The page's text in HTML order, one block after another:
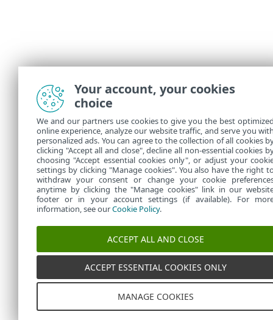
Your account, your cookies
choice
We and our partners use cookies to give you the best
online experience, analyze our website traffic, and serve you
personalized ads. You can agree to the collection of all cookies
clicking "Accept all and close", decline all non-essential cookies
choosing "Accept essential cookies only", or adjust your
settings by clicking "Manage cookies". You also have the right
withdraw your consent or change your cookie
anytime by clicking the "Manage cookies" link in our
footer or in your account settings (if available). For
information, see ourCookie Policy.
ACCEPT ALL AND CLOSE
ACCEPT ESSENTIAL COOKIES ONLY
MANAGE COOKIES